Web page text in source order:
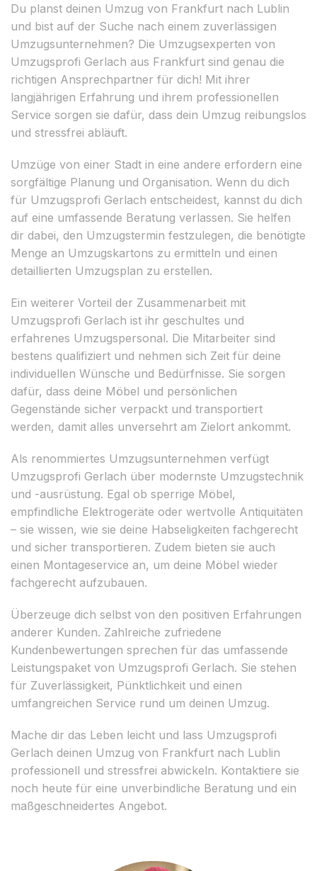
Du planst deinen Umzug von Frankfurt nach Lublin
und bist auf der Suche nach einem zuverlässigen
Umzugsunternehmen? Die Umzugsexperten von
Umzugsprofi Gerlach aus Frankfurt sind genau die
richtigen Ansprechpartner für dich! Mit ihrer
langjährigen Erfahrung und ihrem professionellen
Service sorgen sie dafür, dass dein Umzug reibungslos
und stressfrei abläuft.
Umzüge von einer Stadt in eine andere erfordern eine
sorgfältige Planung und Organisation. Wenn du dich
für Umzugsprofi Gerlach entscheidest, kannst du dich
auf eine umfassende Beratung verlassen. Sie helfen
dir dabei, den Umzugstermin festzulegen, die benötigte
Menge an Umzugskartons zu ermitteln und einen
detaillierten Umzugsplan zu erstellen.
Ein weiterer Vorteil der Zusammenarbeit mit
Umzugsprofi Gerlach ist ihr geschultes und
erfahrenes Umzugspersonal. Die Mitarbeiter sind
bestens qualifiziert und nehmen sich Zeit für deine
individuellen Wünsche und Bedürfnisse. Sie sorgen
dafür, dass deine Möbel und persönlichen
Gegenstände sicher verpackt und transportiert
werden, damit alles unversehrt am Zielort ankommt.
Als renommiertes Umzugsunternehmen verfügt
Umzugsprofi Gerlach über modernste Umzugstechnik
und -ausrüstung. Egal ob sperrige Möbel,
empfindliche Elektrogeräte oder wertvolle Antiquitäten
– sie wissen, wie sie deine Habseligkeiten fachgerecht
und sicher transportieren. Zudem bieten sie auch
einen Montageservice an, um deine Möbel wieder
fachgerecht aufzubauen.
Überzeuge dich selbst von den positiven Erfahrungen
anderer Kunden. Zahlreiche zufriedene
Kundenbewertungen sprechen für das umfassende
Leistungspaket von Umzugsprofi Gerlach. Sie stehen
für Zuverlässigkeit, Pünktlichkeit und einen
umfangreichen Service rund um deinen Umzug.
Mache dir das Leben leicht und lass Umzugsprofi
Gerlach deinen Umzug von Frankfurt nach Lublin
professionell und stressfrei abwickeln. Kontaktiere sie
noch heute für eine unverbindliche Beratung und ein
maßgeschneidertes Angebot.